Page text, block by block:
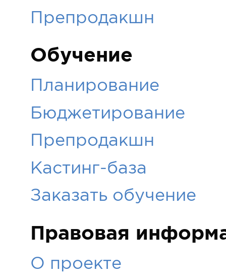
Препродакшн
Обучение
Планирование
Бюджетирование
Препродакшн
Кастинг-база
Заказать обучение
Правовая
О проекте